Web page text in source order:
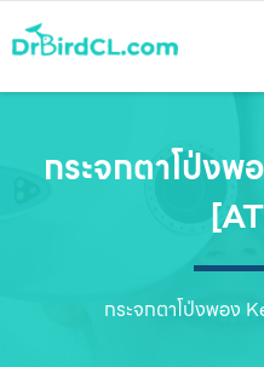
กระจกตาโป่ง
กระจกตาโป่งพอง